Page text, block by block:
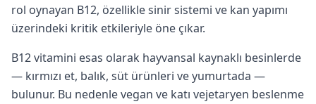
rol oynayan B12, özellikle sinir sistemi ve kan yapımı
üzerindeki kritik etkileriyle öne çıkar.
B12 vitamini esas olarak hayvansal kaynaklı besinlerde
— kırmızı et, balık, süt ürünleri ve yumurtada —
bulunur. Bu nedenle vegan ve katı vejetaryen beslenme